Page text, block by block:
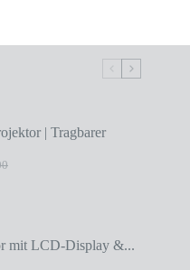
| Tragbarer
mit LCD-Display &...